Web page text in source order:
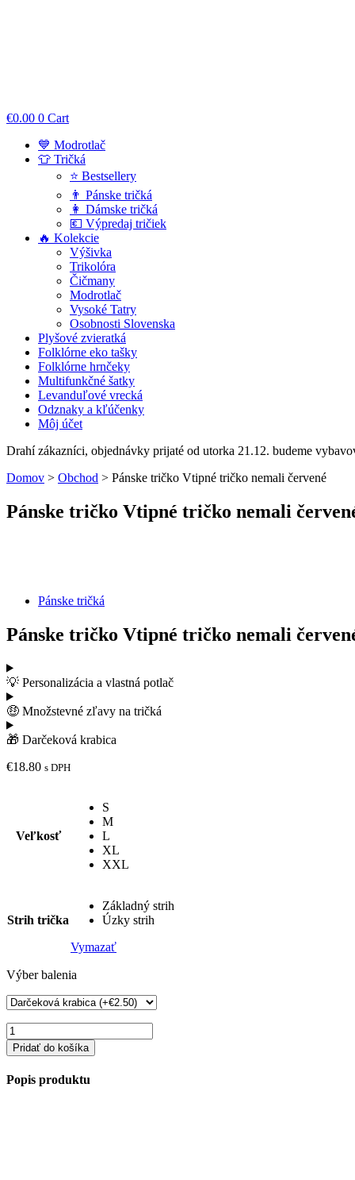
€0.00 0 Cart
💙 Modrotlač
👕 Tričká
⭐ Bestsellery
👨 Pánske tričká
👩 Dámske tričká
💶 Výpredaj tričiek
🔥 Kolekcie
Výšivka
Trikolóra
Čičmany
Modrotlač
Vysoké Tatry
Osobnosti Slovenska
Plyšové zvieratká
Folklórne eko tašky
Folklórne hrnčeky
Multifunkčné šatky
Levanduľové vrecká
Odznaky a kľúčenky
Môj účet
Drahí zákazníci, objednávky prijaté od utorka 21.12. budeme
Domov > Obchod > Pánske tričko Vtipné tričko nemali červené
Pánske tričko Vtipné tričko nemali
Pánske tričká
Pánske tričko Vtipné tričko nemali
💡 Personalizácia a vlastná potlač
🤑 Množstevné zľavy na tričká
🎁 Darčeková krabica
€18.80 s DPH
Veľkosť
S
M
L
XL
XXL
Strih trička
Základný strih
Úzky strih
Vymazať
Výber balenia
množstvo
Pánske
tričko
Vtipné
tričko
Pridať do košíka
Popis produktu